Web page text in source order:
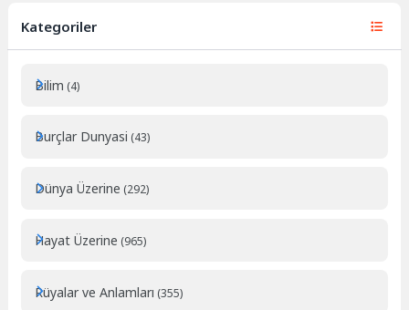
Kategoriler
Bilim (4)
Burçlar Dunyasi (43)
Dünya Üzerine (292)
Hayat Üzerine (965)
Rüyalar ve Anlamları (355)